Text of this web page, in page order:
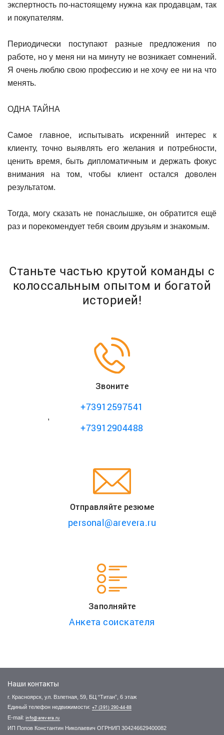
экспертность по-настоящему нужна как продавцам, так
и покупателям.
Периодически поступают разные предложения по
работе, но у меня ни на минуту не возникает сомнений.
Я очень люблю свою профессию и не хочу ее ни на что
менять.
ОДНА ТАЙНА
Самое главное, испытывать искренний интерес к
клиенту, точно выявлять его желания и потребности,
ценить время, быть дипломатичным и держать фокус
внимания на том, чтобы клиент остался доволен
результатом.
Тогда, могу сказать не понаслышке, он обратится ещё
раз и порекомендует тебя своим друзьям и знакомым.
Станьте частью крутой команды с
колоссальным опытом и богатой
историей!
Звоните
+73912597541
,
+73912904488
Отправляйте резюме
personal@arevera.ru
Заполняйте
Анкета соискателя
Наши контакты
г. Красноярск, ул. Взлетная, 59, БЦ “Титан”, 6 этаж
Единый телефон недвижимости: +7 (391) 290-44-88
E-mail: info@arevera.ru
ИП Попов Константин Николаевич ОГРНИП 304246629400082